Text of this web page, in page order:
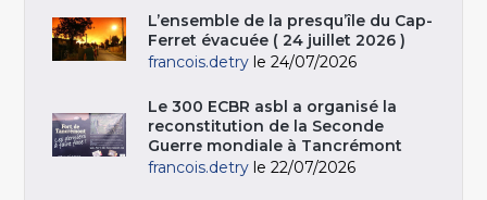
L’ensemble de la presqu’île du Cap-
Ferret évacuée ( 24 juillet 2026 )
francois.detry le 24/07/2026
Le 300 ECBR asbl a organisé la
reconstitution de la Seconde
Guerre mondiale à Tancrémont
francois.detry le 22/07/2026